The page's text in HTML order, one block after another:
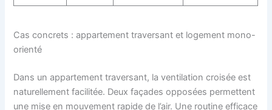
Cas concrets : appartement traversant et logement mono-
orienté
Dans un appartement traversant, la ventilation croisée est
naturellement facilitée. Deux façades opposées permettent
une mise en mouvement rapide de l’air. Une routine efficace